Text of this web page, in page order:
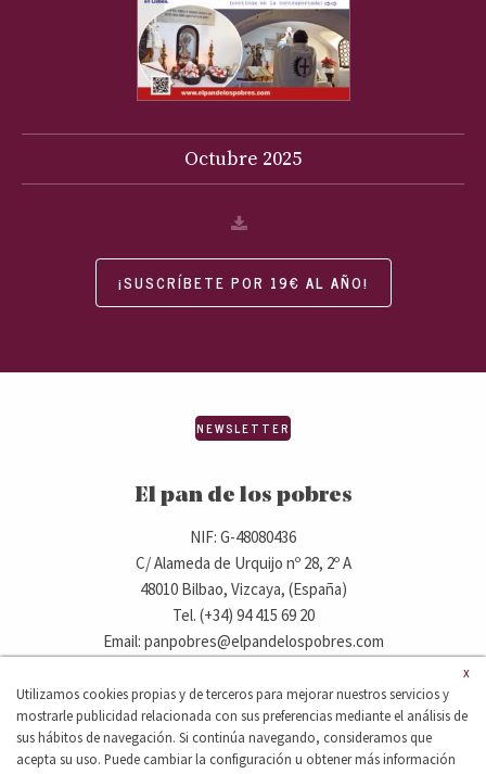
Octubre 2025
¡SUSCRÍBETE POR 19€ AL AÑO!
El pan de los pobres
NIF: G-48080436
C/ Alameda de Urquijo nº 28, 2º A
48010 Bilbao, Vizcaya, (España)
Tel. (+34) 94 415 69 20
Email: panpobres@elpandelospobres.com
NEWSLETTER
© 2020 elpandelospobres.com.
Aviso legal
Cláusula de exención de responsabilidad
Política de privacidad
x
Utilizamos cookies propias y de terceros para mejorar nuestros servicios y
mostrarle publicidad relacionada con sus preferencias mediante el análisis de
sus hábitos de navegación. Si continúa navegando, consideramos que
acepta su uso. Puede cambiar la configuración u obtener más información